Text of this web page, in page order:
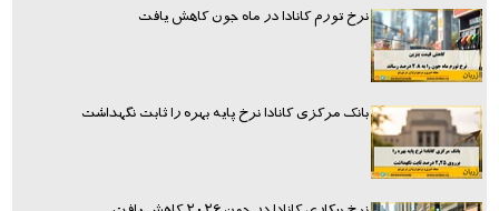
نرخ تورم کانادا در ماه جون کاهش یافت
بانک مرکزی کانادا نرخ پایه بهره را ثابت نگهداشت